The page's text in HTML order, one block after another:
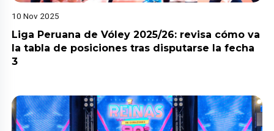
10 Nov 2025
Liga Peruana de Vóley 2025/26: revisa cómo va
la tabla de posiciones tras disputarse la fecha
3